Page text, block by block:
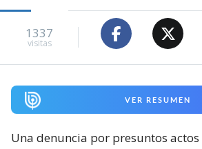
1337
visitas
VER RESUMEN
Una denuncia por presuntos